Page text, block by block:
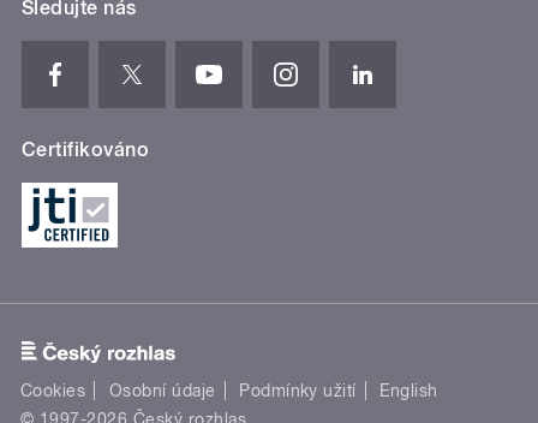
Sledujte nás
Certifikováno
Cookies Osobní údaje Podmínky užití
English
© 1997-2026 Český rozhlas